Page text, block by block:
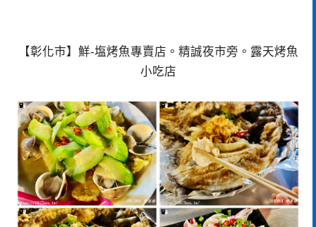
【彰化市】鮮-塩烤魚專賣店。精誠夜市旁。露天烤魚
小吃店